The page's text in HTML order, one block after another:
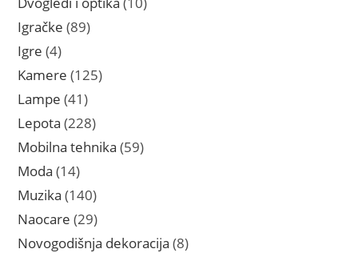
Igračke 8989
Igre 44
proizvoda
Kamere 125125
Lampe 4141
proizvod
Lepota 228228
proizvoda
Mobilna tehnika 5959
Moda 1414
proizvoda
Muzika 140140
proizvoda
Naocare 2929
proizvoda
Novogodišnja dekoracija 88